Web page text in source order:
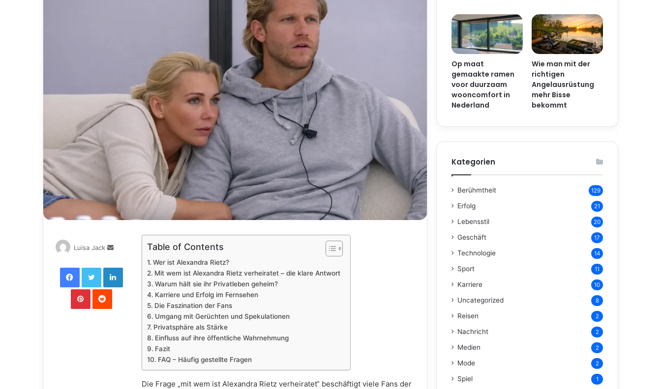
Table of Contents
Wer ist Alexandra Rietz?
Mit wem ist Alexandra Rietz verheiratet – die klare Antwort
Warum hält sie ihr Privatleben geheim?
Karriere und Erfolg im Fernsehen
Die Faszination der Fans
Umgang mit Gerüchten und Spekulationen
Privatsphäre als Stärke
Einfluss auf ihre öffentliche Wahrnehmung
Fazit
FAQ – Häufig gestellte Fragen
Die Frage „mit wem ist Alexandra Rietz verheiratet“ beschäftigt viele Fans der
Luisa Jack
Send
email
FacebookTwitterLinkedIn
PinterestReddit
Op maat
gemaakte ramen
voor duurzaam
wooncomfort in
Nederland
Wie man mit der
richtigen
Angelausrüstung
mehr Bisse
bekommt
Kategorien
Berühmtheit 129
Erfolg 21
Lebensstil 20
Geschäft 17
Technologie 14
Sport 11
Karriere 10
Uncategorized 8
Reisen 2
Nachricht 2
Medien 2
Mode 2
Spiel 1